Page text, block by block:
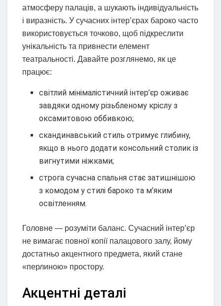
атмосферу палаців, а шукають індивідуальність
і виразність. У сучасних інтер’єрах бароко часто
використовується точково, щоб підкреслити
унікальність та привнести елемент
театральності. Давайте розглянемо, як це
працює:
світлий мінімалістичний інтер’єр оживає
завдяки одному різьбленому кріслу з
оксамитовою оббивкою;
скандинавський стиль отримує глибину,
якщо в нього додати консольний столик із
вигнутими ніжками;
строга сучасна спальня стає затишнішою
з комодом у стилі бароко та м’яким
освітленням.
Головне — розуміти баланс. Сучасний інтер’єр
не вимагає повної копії палацового залу, йому
достатньо акцентного предмета, який стане
«перлиною» простору.
Акцентні деталі